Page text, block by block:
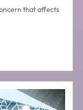
that affects